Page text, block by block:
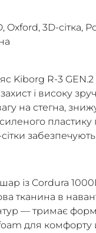
Oxford, 3D-сітка,
Kiborg R-3
і високу
на стегна,
із Cordura
тканина в
— тримає
для комфорту